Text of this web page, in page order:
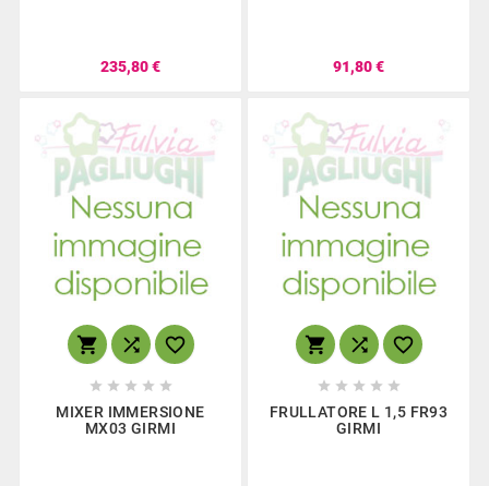
235,80 € 91,80 €
  
    
MIXER IMMERSIONE
MX03 GIRMI
  
    
FRULLATORE L 1,5 FR93
GIRMI